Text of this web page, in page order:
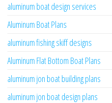
aluminum boat design services
Aluminum Boat Plans
aluminum fishing skiff designs
Aluminum Flat Bottom Boat Plans
aluminum jon boat building plans
aluminum jon boat design plans